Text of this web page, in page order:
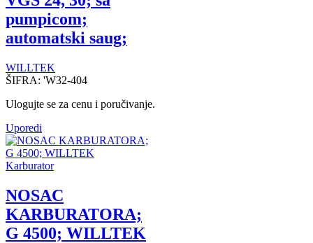
pumpicom;
automatski saug;
WILLTEK
ŠIFRA: 'W32-404
Ulogujte se za cenu i poručivanje.
Uporedi
Karburator
NOSAC
KARBURATORA;
G 4500; WILLTEK